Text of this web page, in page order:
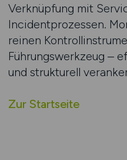
Verknüpfung mit
Incidentprozessen.
reinen
Führungswerkzeug –
und strukturell
Zur Startseite